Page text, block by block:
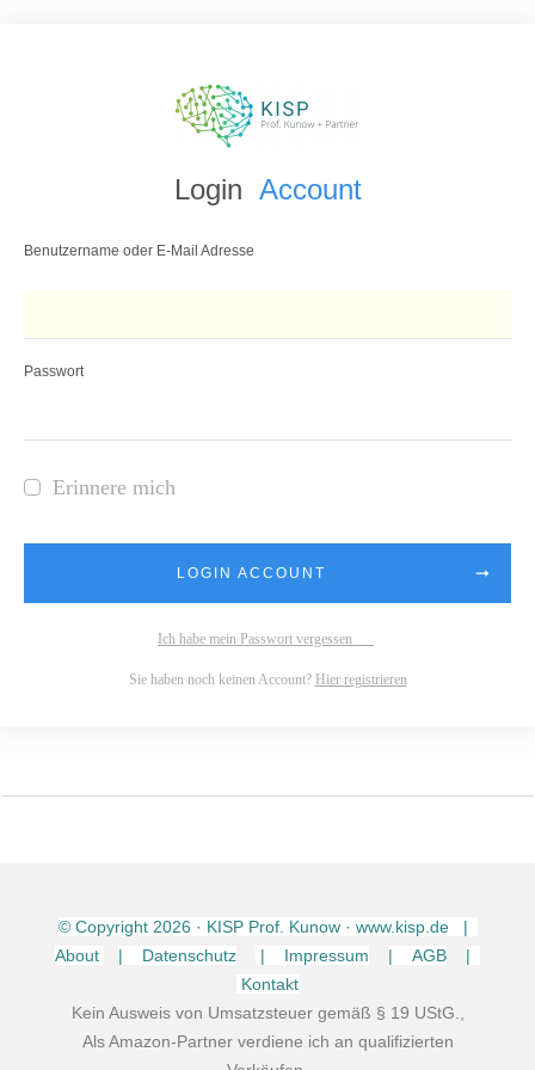
Login Account
Benutzername oder E-Mail Adresse
Passwort
Erinnere mich
LOGIN ACCOUNT
Ich habe mein Passwort vergessen
Sie haben noch keinen Account? Hier registrieren
© Copyright 2026 · KISP Prof. Kunow · www.kisp.de |
About
| Datenschutz | Impressum | AGB
|
Kontakt
Kein Ausweis von Umsatzsteuer gemäß § 19 UStG.,
Als Amazon-Partner verdiene ich an qualifizierten